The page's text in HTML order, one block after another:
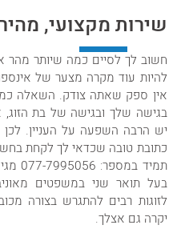
שירות מקצועי,
חשוב לך לסיים כמה שיותר מהר
להיות עוד מקרה מצער של
אין ספק שאתה צודק. השאלה
בגישה שלך ובגישה של בת
יש הרבה השפעה על העניין. לכן
כתובת טובה שכדאי לך לקחת
תמיד במספר: 077-7995056
בעל תואר שני במשפטים
לזוגות רבים להתגרש בצורה
יקרה גם אצלך.